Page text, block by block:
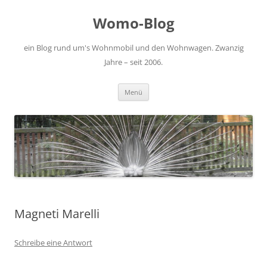
Womo-Blog
ein Blog rund um's Wohnmobil und den Wohnwagen. Zwanzig
Jahre – seit 2006.
Menü
Magneti Marelli
Schreibe eine Antwort